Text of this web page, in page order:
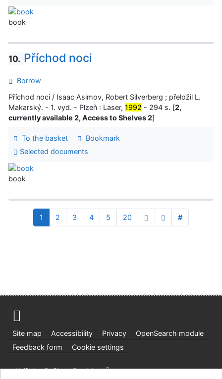
book
10. Příchod noci
Borrow
Příchod noci / Isaac Asimov, Robert Silverberg ; přeložil L.
Makarský. - 1. vyd. - Plzeň : Laser, 1992 - 294 s. [2,
currently available 2, Access to Shelves 2]
To the basket
Bookmark
Selected documents
book
1 2 3 4 5 20 #
Site map Accessibility Privacy
OpenSearch module
Feedback form
Cookie settings
Knižnica Ružinov Bratislava